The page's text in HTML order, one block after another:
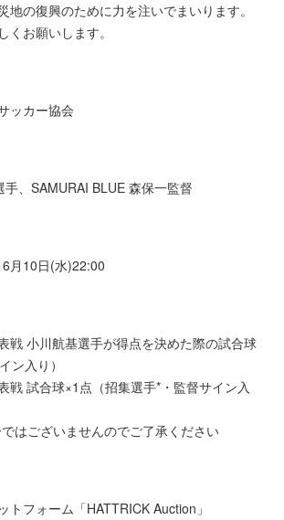
地の復興のために力を注いでまいります。
くお願いします。
ッカー協会
手、SAMURAI BLUE 森保一監督
月10日(水)22:00
戦 小川航基選手が得点を決めた際の試合球
ン入り）
戦 試合球×1点（招集選手*・監督サイン入
はございませんのでご了承ください
トフォーム「HATTRICK Auction」